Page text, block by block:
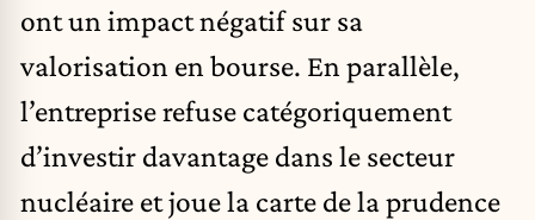
ont un impact négatif sur sa
valorisation en bourse. En parallèle,
l’entreprise refuse catégoriquement
d’investir davantage dans le secteur
nucléaire et joue la carte de la prudence